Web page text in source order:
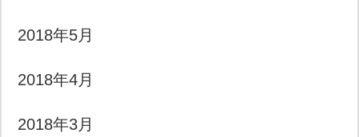
2018年5月
2018年4月
2018年3月